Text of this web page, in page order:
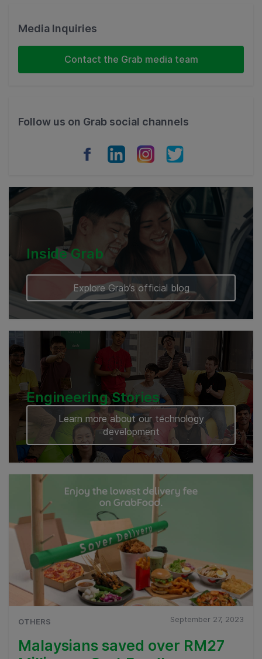
Malaysia
Indonesia
Cambodia
Media Inquiries
Contact the Grab media team
Follow us on Grab social channels
Inside Grab
Explore Grab’s official blog
Engineering Stories
Learn more about our technology
development
OTHERS September 27, 2023
Malaysians saved over RM27